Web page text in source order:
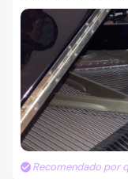
Recomendado por